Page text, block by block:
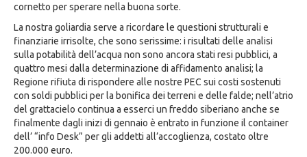
cornetto per sperare nella buona sorte.
La nostra goliardia serve a ricordare le questioni strutturali e
finanziarie irrisolte, che sono serissime: i risultati delle analisi
sulla potabilità dell’acqua non sono ancora stati resi pubblici, a
quattro mesi dalla determinazione di affidamento analisi; la
Regione rifiuta di rispondere alle nostre PEC sui costi sostenuti
con soldi pubblici per la bonifica dei terreni e delle falde; nell’atrio
del grattacielo continua a esserci un freddo siberiano anche se
finalmente dagli inizi di gennaio è entrato in funzione il container
dell’ “info Desk” per gli addetti all’accoglienza, costato oltre
200.000 euro.